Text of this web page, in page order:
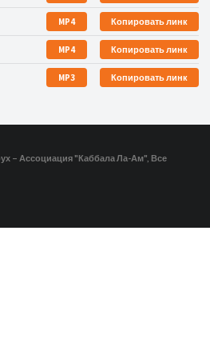
MP4 Копировать линк
MP4 Копировать линк
MP3 Копировать линк
– Ассоциация "Каббала Ла-Ам", Все